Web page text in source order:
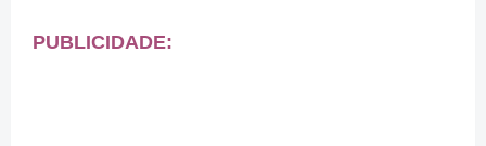
PUBLICIDADE: